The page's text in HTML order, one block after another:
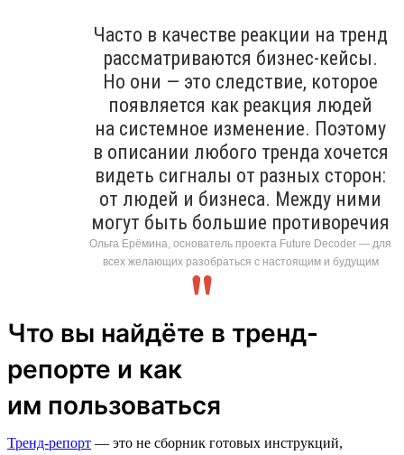
Часто в качестве реакции на тренд
рассматриваются бизнес-кейсы.
Но они — это следствие, которое
появляется как реакция людей
на системное изменение. Поэтому
в описании любого тренда хочется
видеть сигналы от разных сторон:
от людей и бизнеса. Между ними
могут быть большие противоречия
Ольга Ерёмина, основатель проекта Future Decoder — для
всех желающих разобраться с настоящим и будущим
Что вы найдёте в тренд-
репорте и как
им пользоваться
Тренд-репорт — это не сборник готовых инструкций,